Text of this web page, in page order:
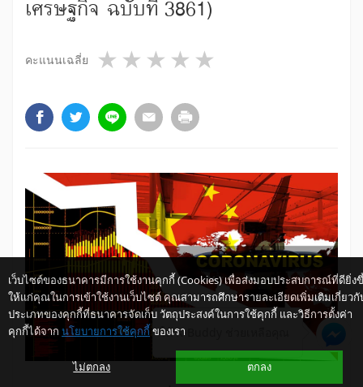
เศรษฐกิจ ฉบับที่ 3861)
คะแนนเฉลี่ย 4 stars
3 stars
2 stars
1 star
เว็บไซต์ของธนาคารมีการใช้งานคุกกี้ (Cookies) เพื่อส่งมอบประสบการณ์ที่ดียิ่ง
ให้แก่คุณในการเข้าใช้งานเว็บไซต์ คุณสามารถศึกษารายละเอียดเพิ่มเติมเกี่ยวกั
ประเภทของคุกกี้ที่ธนาคารจัดเก็บ วัตถุประสงค์ในการใช้คุกกี้ และวิธีการตั้งค่า
คุกกี้ได้จาก นโยบายการใช้คุกกี้ ของเรา
ไม่ตกลง ตกลง
ให้ K-Buddy ช่วยเหลือคุณ